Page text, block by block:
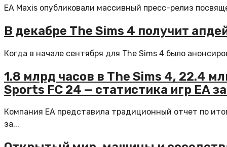
EA Maxis опубликовали массивный пресс-релиз
В декабре The Sims 4 получит
Когда в начале сентября для The Sims 4 было
1.8 млрд часов в The Sims 4, 22.4
Sports FC 24 — статистика игр EA
Компания EA представила традиционный отчет по
за...